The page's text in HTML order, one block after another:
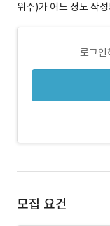
위주)가 어느 정도 작
로그인
모집 요건